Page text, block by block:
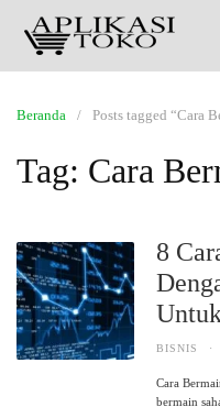
Beranda Posts tagged “Cara
Tag: Cara
8
BISNIS ·
Cara
bermain